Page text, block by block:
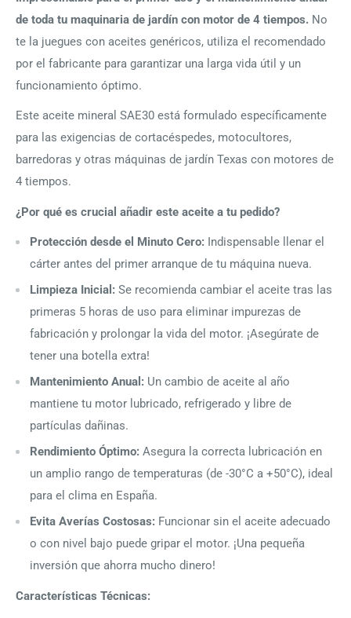
de toda tu maquinaria de jardín con motor de 4 tiempos. No
te la juegues con aceites genéricos, utiliza el recomendado
por el fabricante para garantizar una larga vida útil y un
funcionamiento óptimo.
Este aceite mineral SAE30 está formulado específicamente
para las exigencias de cortacéspedes, motocultores,
barredoras y otras máquinas de jardín Texas con motores de
4 tiempos.
¿Por qué es crucial añadir este aceite a tu pedido?
Protección desde el Minuto Cero: Indispensable llenar el
cárter antes del primer arranque de tu máquina nueva.
Limpieza Inicial: Se recomienda cambiar el aceite tras las
primeras 5 horas de uso para eliminar impurezas de
fabricación y prolongar la vida del motor. ¡Asegúrate de
tener una botella extra!
Mantenimiento Anual: Un cambio de aceite al año
mantiene tu motor lubricado, refrigerado y libre de
partículas dañinas.
Rendimiento Óptimo: Asegura la correcta lubricación en
un amplio rango de temperaturas (de -30°C a +50°C), ideal
para el clima en España.
Evita Averías Costosas: Funcionar sin el aceite adecuado
o con nivel bajo puede gripar el motor. ¡Una pequeña
inversión que ahorra mucho dinero!
Características Técnicas: